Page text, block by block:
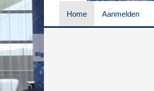
Home Aanmelden